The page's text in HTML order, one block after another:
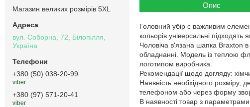
Опис
Головний убір є важливим
кольорів універсальні
Чоловіча в'язана шапка Braxton
обладнанні. Модель із теплою
логотипом виробника.
Рекомендації щодо догляду:
Наявність необхідного розміру,
телефоном або через форму
В наявності товар з
Магазин великих розмірів 5XL
вул. Соборна, 72, Білопілля,
Україна
+380 (50) 038-20-99
viber
+380 (97) 571-20-41
viber